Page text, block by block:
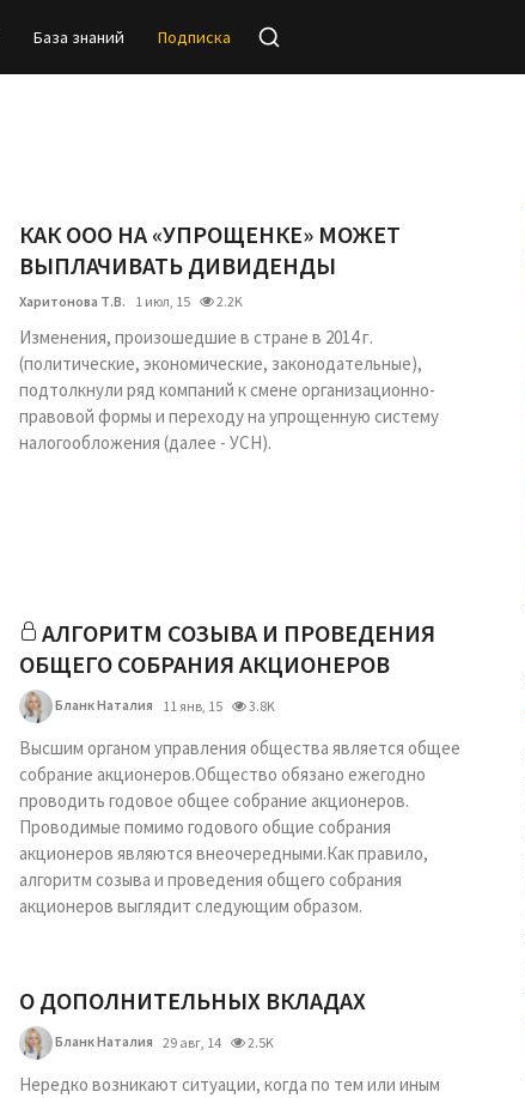
База знаний Подписка
КАК ООО НА «УПРОЩЕНКЕ» МОЖЕТ
ВЫПЛАЧИВАТЬ ДИВИДЕНДЫ
Харитонова Т.В. 1 июл, 15 2.2K
Изменения, произошедшие в стране в 2014 г.
(политические, экономические, законодательные),
подтолкнули ряд компаний к смене организационно-
правовой формы и переходу на упрощенную систему
налогообложения (далее - УСН).
АЛГОРИТМ СОЗЫВА И ПРОВЕДЕНИЯ
ОБЩЕГО СОБРАНИЯ АКЦИОНЕРОВ
Бланк Наталия 11 янв, 15 3.8K
Высшим органом управления общества является общее
собрание акционеров.Общество обязано ежегодно
проводить годовое общее собрание акционеров.
Проводимые помимо годового общие собрания
акционеров являются внеочередными.Как правило,
алгоритм созыва и проведения общего собрания
акционеров выглядит следующим образом.
О ДОПОЛНИТЕЛЬНЫХ ВКЛАДАХ
Бланк Наталия 29 авг, 14 2.5K
Нередко возникают ситуации, когда по тем или иным